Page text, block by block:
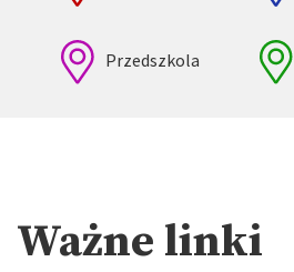
Przedszkola
Ważne linki